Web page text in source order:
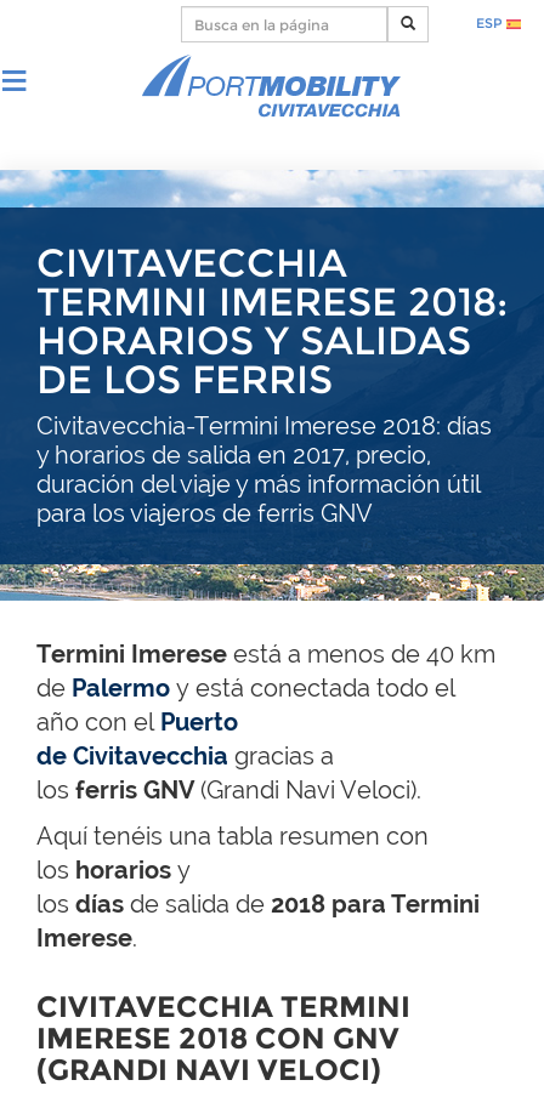
ESP
CIVITAVECCHIA
TERMINI IMERESE 2018:
HORARIOS Y SALIDAS
DE LOS FERRIS
Civitavecchia-Termini Imerese 2018: días
y horarios de salida en 2017, precio,
duración del viaje y más información útil
para los viajeros de ferris GNV
Termini Imerese está a menos de 40 km
de Palermo y está conectada todo el
año con el Puerto
de Civitavecchia gracias a
los ferris GNV(Grandi Navi Veloci).
Aquí tenéis una tabla resumen con
los horarios y
los días de salida de 2018 para Termini
Imerese.
CIVITAVECCHIA TERMINI
IMERESE 2018 CON GNV
(GRANDI NAVI VELOCI)